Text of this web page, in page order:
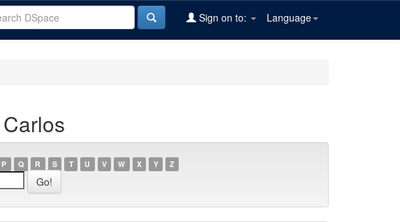
Language
Sign on to:
P Q R S T U V W X Y Z